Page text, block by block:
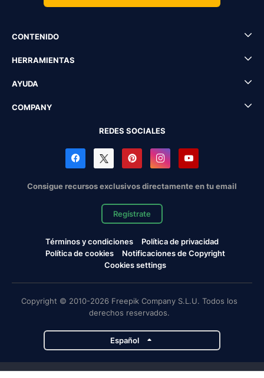
CONTENIDO
HERRAMIENTAS
AYUDA
COMPANY
REDES SOCIALES
Consigue recursos exclusivos directamente en tu email
Regístrate
Términos y condiciones
Política de privacidad
Política de cookies
Notificaciones de Copyright
Cookies settings
Copyright © 2010-2026 Freepik Company S.L.U. Todos los
derechos reservados.
Español